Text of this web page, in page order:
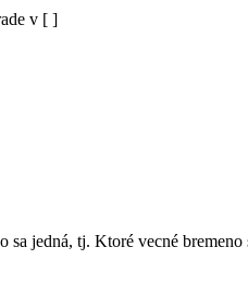
v [ ]
jedná, tj. Ktoré vecné bremeno